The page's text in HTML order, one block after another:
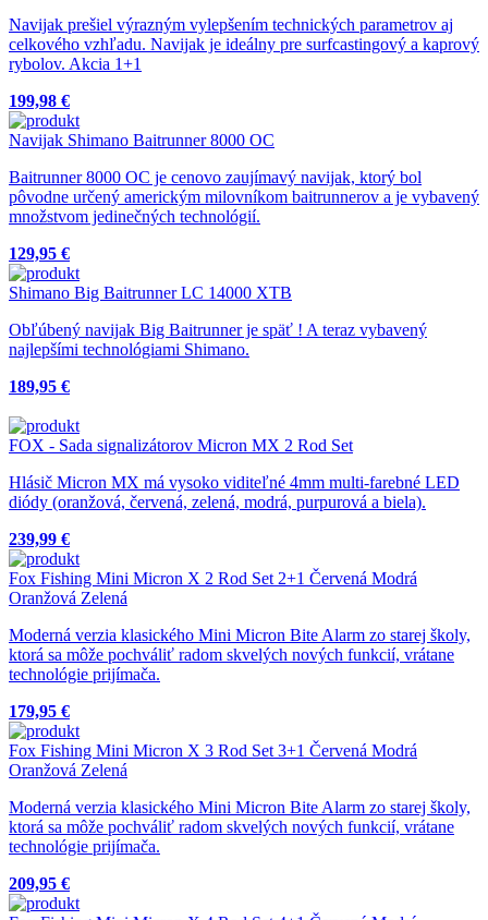
Navijak prešiel výrazným vylepšením technických parametrov aj
celkového vzhľadu. Navijak je ideálny pre surfcastingový a kaprový
rybolov. Akcia 1+1
199,98 €
Navijak Shimano Baitrunner 8000 OC
Baitrunner 8000 OC je cenovo zaujímavý navijak, ktorý bol
pôvodne určený americkým milovníkom baitrunnerov a je vybavený
množstvom jedinečných technológií.
129,95 €
Shimano Big Baitrunner LC 14000 XTB
Obľúbený navijak Big Baitrunner je späť ! A teraz vybavený
najlepšími technológiami Shimano.
189,95 €
FOX - Sada signalizátorov Micron MX 2 Rod Set
Hlásič Micron MX má vysoko viditeľné 4mm multi-farebné LED
diódy (oranžová, červená, zelená, modrá, purpurová a biela).​
239,99 €
Fox Fishing Mini Micron X 2 Rod Set 2+1 Červená Modrá
Oranžová Zelená
Moderná verzia klasického Mini Micron Bite Alarm zo starej školy,
ktorá sa môže pochváliť radom skvelých nových funkcií, vrátane
technológie prijímača.
179,95 €
Fox Fishing Mini Micron X 3 Rod Set 3+1 Červená Modrá
Oranžová Zelená
Moderná verzia klasického Mini Micron Bite Alarm zo starej školy,
ktorá sa môže pochváliť radom skvelých nových funkcií, vrátane
technológie prijímača.
209,95 €